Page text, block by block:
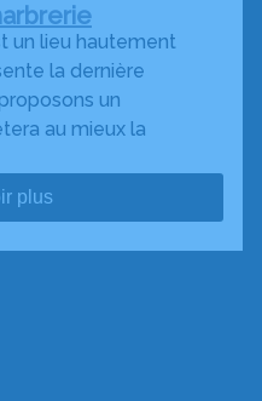
un lieu hautement
la dernière
un
au mieux la
plus